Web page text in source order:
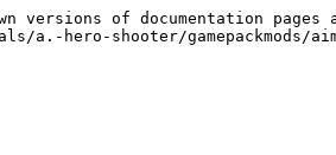
of documentation pages
hero-shooter/gamepackmods/